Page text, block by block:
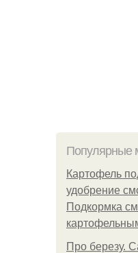
Популярные
Картофель
удобрение
Подкормка
Про березу.